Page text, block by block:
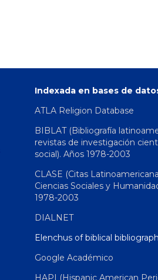
Indexada en bases de
ATLA Religion Database
BIBLAT (Bibliografía
revistas de investigación
social). Años 1978-2003
CLASE (Citas
Ciencias Sociales y
1978-2003
DIALNET
Elenchus of biblical
Google Académico
HAPI (Hispanic American